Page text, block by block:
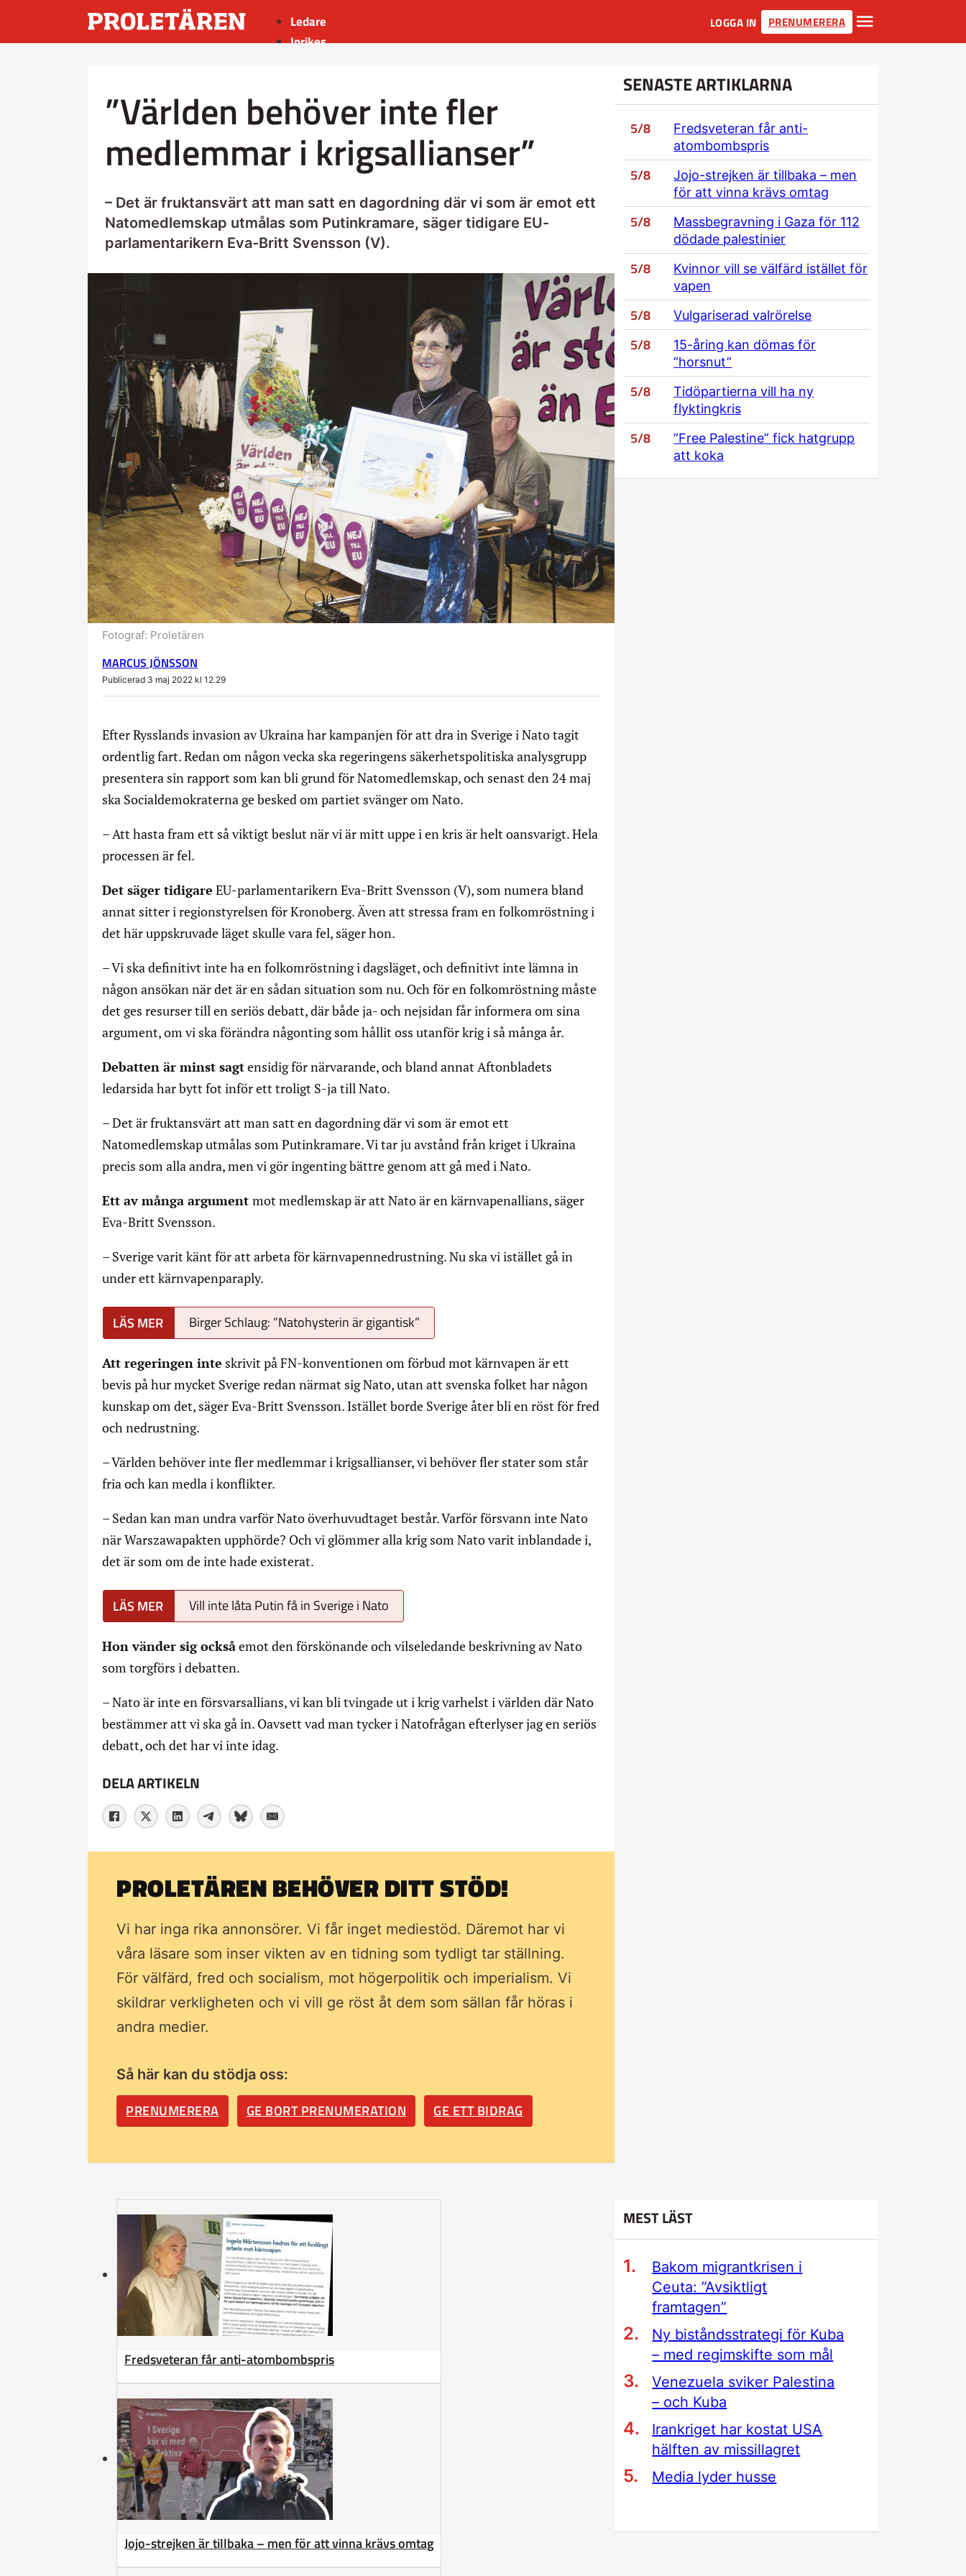
Ledare
Inrikes
Sport
Insänt
LOGGA IN PRENUMERERA
”Världen behöver inte fler
medlemmar i krigsallianser”
– Det är fruktansvärt att man satt en dagordning där vi som är emot ett
Natomedlemskap utmålas som Putinkramare, säger tidigare EU-
parlamentarikern Eva-Britt Svensson (V).
Fotograf: Proletären
MARCUS JÖNSSON
Publicerad 3 maj 2022 kl 12.29
Efter Rysslands invasion av Ukraina har kampanjen för att dra in Sverige i Nato tagit
ordentlig fart. Redan om någon vecka ska regeringens säkerhetspolitiska analysgrupp
presentera sin rapport som kan bli grund för Natomedlemskap, och senast den 24 maj
ska Socialdemokraterna ge besked om partiet svänger om Nato.
– Att hasta fram ett så viktigt beslut när vi är mitt uppe i en kris är helt oansvarigt. Hela
processen är fel.
Det säger tidigare EU-parlamentarikern Eva-Britt Svensson (V), som numera bland
annat sitter i regionstyrelsen för Kronoberg. Även att stressa fram en folkomröstning i
det här uppskruvade läget skulle vara fel, säger hon.
– Vi ska definitivt inte ha en folkomröstning i dagsläget, och definitivt inte lämna in
någon ansökan när det är en sådan situation som nu. Och för en folkomröstning måste
det ges resurser till en seriös debatt, där både ja- och nejsidan får informera om sina
argument, om vi ska förändra någonting som hållit oss utanför krig i så många år.
Debatten är minst sagtensidig för närvarande, och bland annat Aftonbladets
ledarsida har bytt fot inför ett troligt S-ja till Nato.
– Det är fruktansvärt att man satt en dagordning där vi som är emot ett
Natomedlemskap utmålas som Putinkramare. Vi tar ju avstånd från kriget i Ukraina
precis som alla andra, men vi gör ingenting bättre genom att gå med i Nato.
Ett av många argument mot medlemskap är att Nato är en kärnvapenallians, säger
Eva-Britt Svensson.
– Sverige varit känt för att arbeta för kärnvapennedrustning. Nu ska vi istället gå in
under ett kärnvapenparaply.
Birger Schlaug: ”Natohysterin är gigantisk”
Att regeringen inte skrivit på FN-konventionen om förbud mot kärnvapen är ett
bevis på hur mycket Sverige redan närmat sig Nato, utan att svenska folket har någon
kunskap om det, säger Eva-Britt Svensson. Istället borde Sverige åter bli en röst för fred
och nedrustning.
– Världen behöver inte fler medlemmar i krigsallianser, vi behöver fler stater som står
fria och kan medla i konflikter.
– Sedan kan man undra varför Nato överhuvudtaget består. Varför försvann inte Nato
när Warszawapakten upphörde? Och vi glömmer alla krig som Nato varit inblandade i,
det är som om de inte hade existerat.
Vill inte låta Putin få in Sverige i Nato
Hon vänder sig ocksåemot den förskönande och vilseledande beskrivning av Nato
som torgförs i debatten.
– Nato är inte en försvarsallians, vi kan bli tvingade ut i krig varhelst i världen där Nato
bestämmer att vi ska gå in. Oavsett vad man tycker i Natofrågan efterlyser jag en seriös
debatt, och det har vi inte idag.
DELA ARTIKELN
PROLETÄREN BEHÖVER DITT STÖD!
Vi har inga rika annonsörer. Vi får inget mediestöd. Däremot har vi
våra läsare som inser vikten av en tidning som tydligt tar ställning.
För välfärd, fred och socialism, mot högerpolitik och imperialism. Vi
skildrar verkligheten och vi vill ge röst åt dem som sällan får höras i
andra medier.
Så här kan du stödja oss:
PRENUMERERA GE BORT PRENUMERATION GE ETT BIDRAG
SENASTE ARTIKLARNA
5/8
Fredsveteran får anti-
atombombspris
5/8
Jojo-strejken är tillbaka – men
för att vinna krävs omtag
5/8
Massbegravning i Gaza för 112
dödade palestinier
5/8
Kvinnor vill se välfärd istället för
vapen
5/8 Vulgariserad valrörelse
5/8
15-åring kan dömas för
”horsnut”
5/8
Tidöpartierna vill ha ny
flyktingkris
5/8
”Free Palestine” fick hatgrupp
att koka
Fredsveteran får anti-atombombspris
Jojo-strejken är tillbaka – men för att vinna krävs omtag
MEST LÄST
Bakom migrantkrisen i
Ceuta: ”Avsiktligt
framtagen”
Ny biståndsstrategi för Kuba
– med regimskifte som mål
Venezuela sviker Palestina
– och Kuba
Irankriget har kostat USA
hälften av missillagret
Media lyder husse